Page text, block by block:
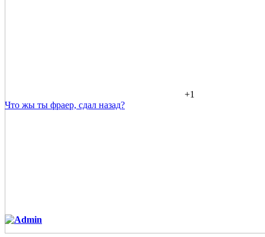
+1
Что жы ты фраер, сдал назад?